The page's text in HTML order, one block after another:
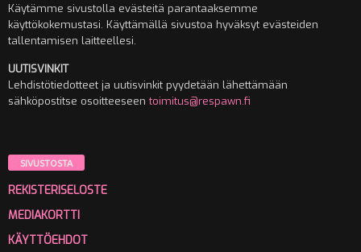
Käytämme sivustolla evästeitä parantaaksemme
käyttökokemustasi. Käyttämällä sivustoa hyväksyt evästeiden
tallentamisen laitteellesi.
UUTISVINKIT
Lehdistötiedotteet ja uutisvinkit pyydetään lähettämään
sähköpostitse osoitteeseentoimitus@respawn.fi
SIVUSTOSTA
REKISTERISELOSTE
MEDIAKORTTI
KÄYTTÖEHDOT